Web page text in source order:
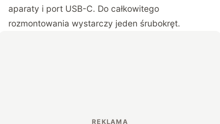
aparaty i port USB-C. Do całkowitego
rozmontowania wystarczy jeden śrubokręt.